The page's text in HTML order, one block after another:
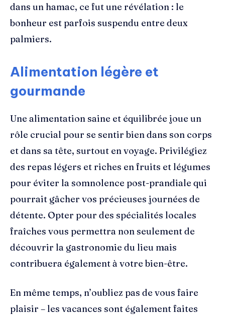
dans un hamac, ce fut une révélation : le
bonheur est parfois suspendu entre deux
palmiers.
Alimentation légère et
gourmande
Une alimentation saine et équilibrée joue un
rôle crucial pour se sentir bien dans son corps
et dans sa tête, surtout en voyage. Privilégiez
des repas légers et riches en fruits et légumes
pour éviter la somnolence post-prandiale qui
pourrait gâcher vos précieuses journées de
détente. Opter pour des spécialités locales
fraîches vous permettra non seulement de
découvrir la gastronomie du lieu mais
contribuera également à votre bien-être.
En même temps, n’oubliez pas de vous faire
plaisir – les vacances sont également faites